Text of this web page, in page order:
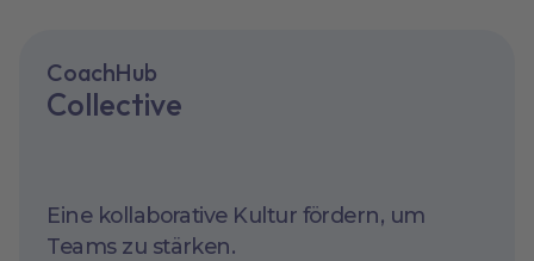
CoachHub
Collective
Eine kollaborative Kultur fördern, um
Teams zu stärken.